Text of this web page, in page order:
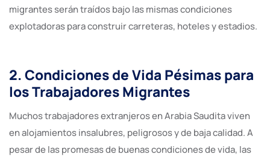
migrantes serán traídos bajo las mismas condiciones
explotadoras para construir carreteras, hoteles y estadios.
2. Condiciones de Vida Pésimas para
los Trabajadores Migrantes
Muchos trabajadores extranjeros en Arabia Saudita viven
en alojamientos insalubres, peligrosos y de baja calidad. A
pesar de las promesas de buenas condiciones de vida, las